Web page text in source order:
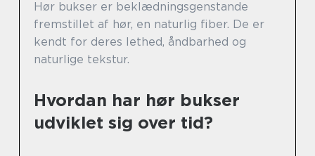
Hør bukser er beklædningsgenstande
fremstillet af hør, en naturlig fiber. De er
kendt for deres lethed, åndbarhed og
naturlige tekstur.
Hvordan har hør bukser
udviklet sig over tid?